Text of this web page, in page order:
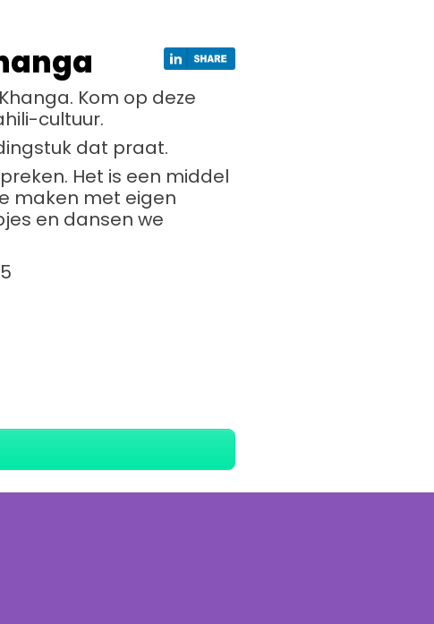
Kom op deze
cultuur.
dat praat.
Het is een middel
maken met eigen
en dansen we